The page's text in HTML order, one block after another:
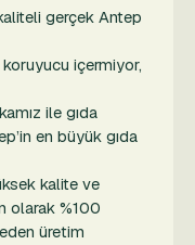
gerçek Antep
içermiyor,
ile gıda
en büyük gıda
kalite ve
olarak %100
üretim